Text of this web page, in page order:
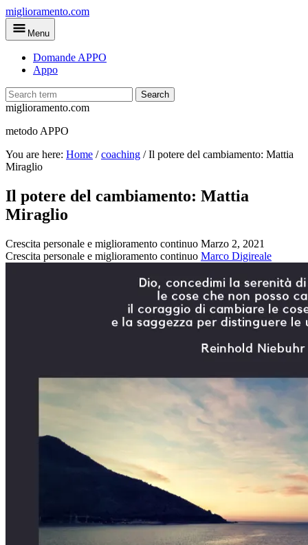
Skip
to
main
miglioramento.com
Menu
Domande APPO
Appo
Search
miglioramento.com
metodo APPO
You are here: Home /coaching /Il potere del cambiamento: Mattia
Miraglio
Il potere del cambiamento: Mattia
Miraglio
Crescita personale e miglioramento continuo Marzo 2, 2021
Crescita personale e miglioramento continuo Marco Digireale